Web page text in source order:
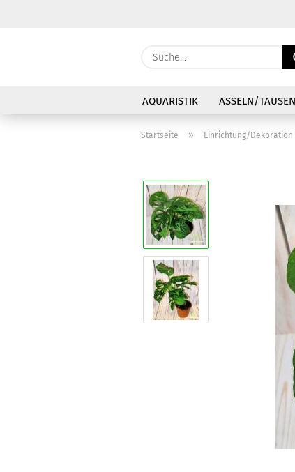
AQUARISTIK ASSELN/
Startseite » Einrichtung/Dekoration